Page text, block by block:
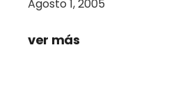
Agosto 1, 2005
ver más